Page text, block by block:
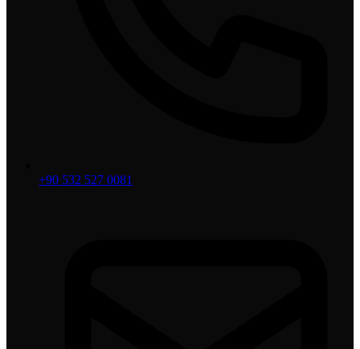
+90 532 527 0081